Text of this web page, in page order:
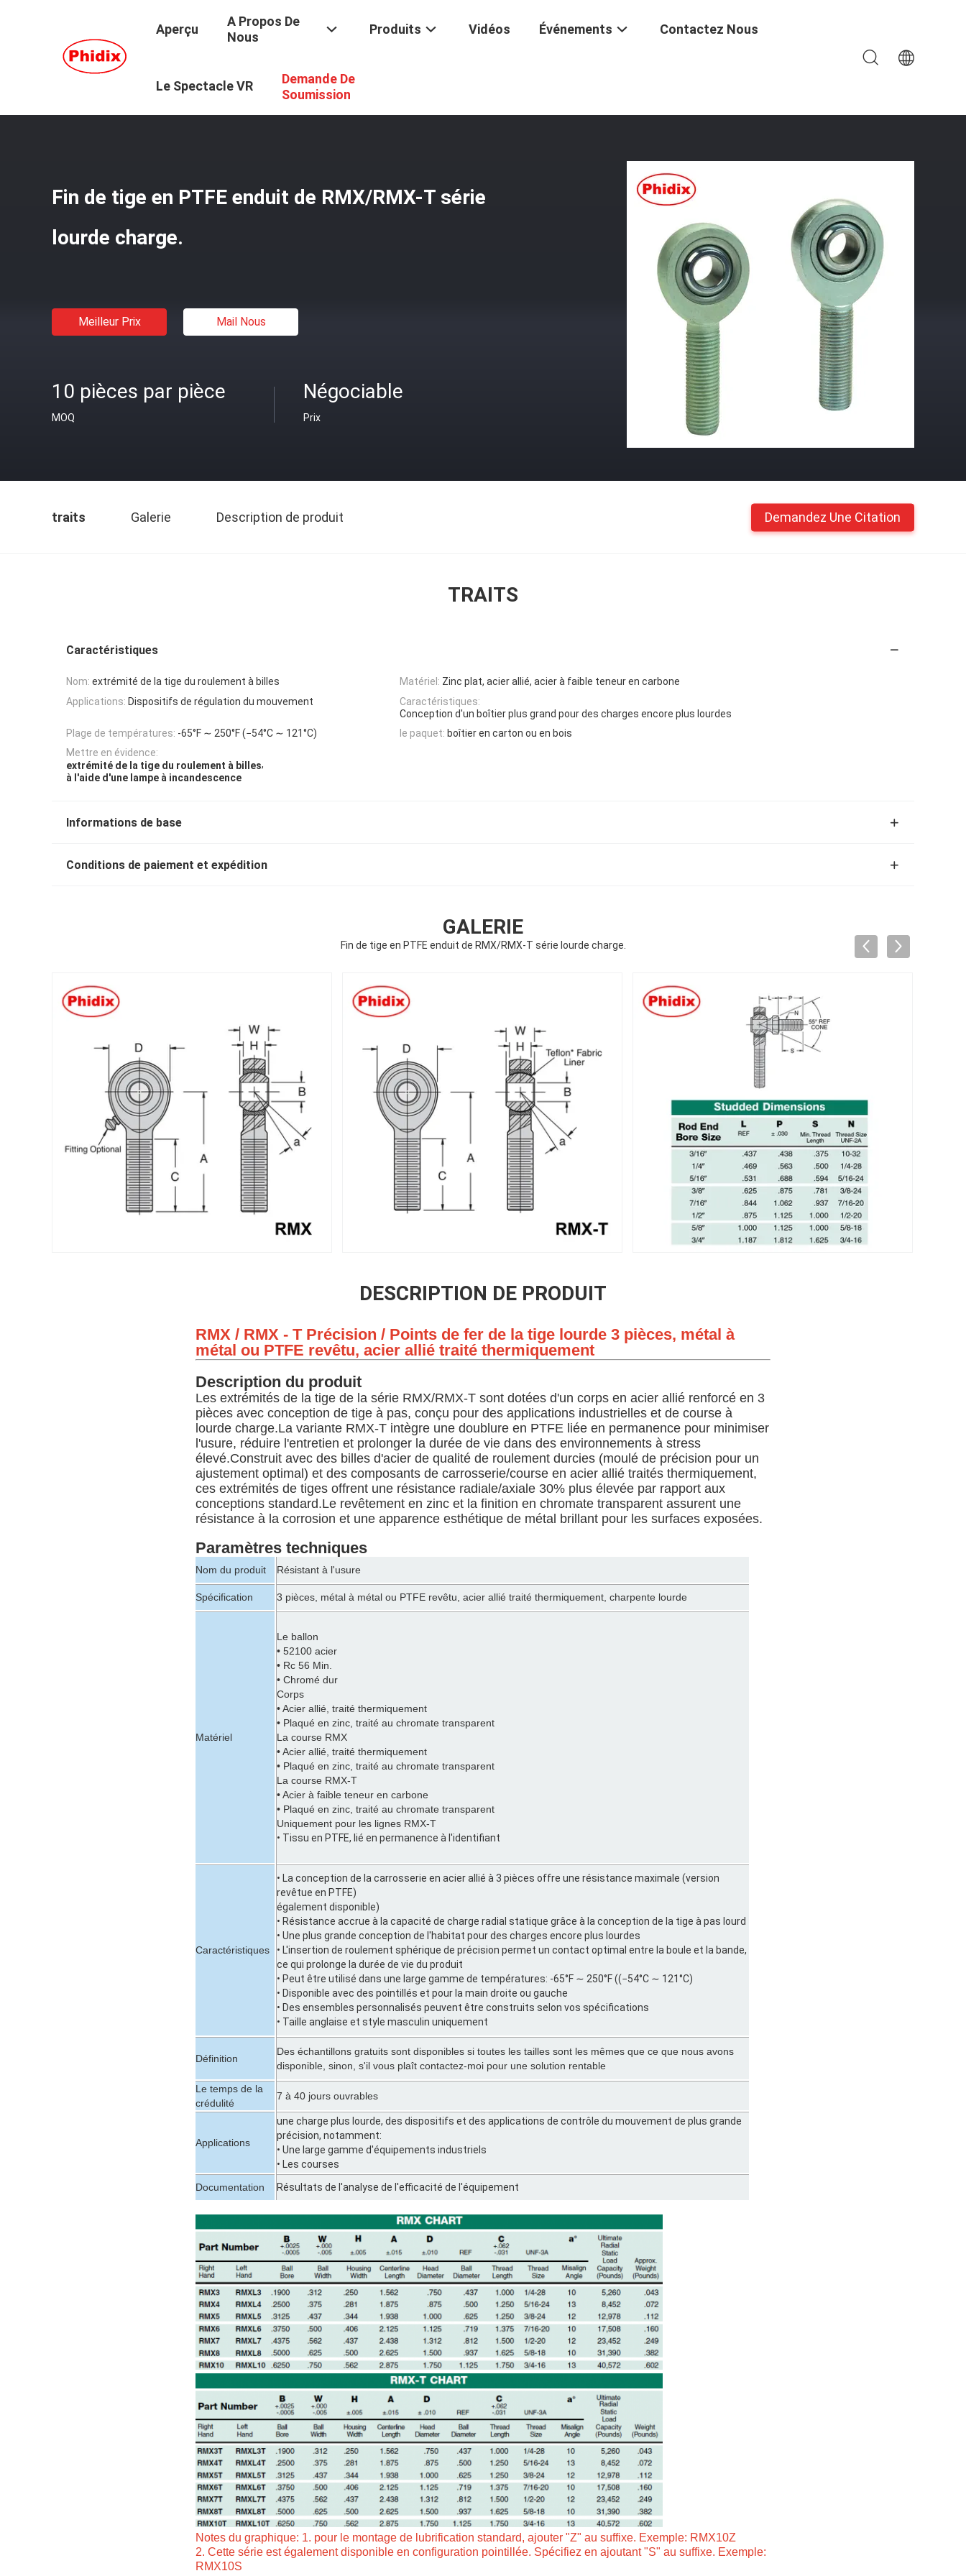
Aperçu
A Propos De
Nous
Produits Vidéos Événements Contactez Nous
Le Spectacle VR
Demande De
Soumission
Connecteur De Bout De Tige / Fin De Tige En PTFE Enduit De RMX/RMX-T Série Lourde Charge.
Fin de tige en PTFE enduit de RMX/RMX-T série
lourde charge.
Meilleur Prix Mail Nous
10 pièces par pièce
MOQ
Négociable
Prix
traits Galerie Description de produit Demandez Une Citation
TRAITS
Caractéristiques
Nom: extrémité de la tige du roulement à billes Matériel: Zinc plat, acier allié, acier à faible teneur en carbone
Applications: Dispositifs de régulation du mouvement
Caractéristiques:
Conception d'un boîtier plus grand pour des charges encore plus lourdes
Plage de températures: -65°F ∼ 250°F (−54°C ∼ 121°C) le paquet: boîtier en carton ou en bois
Mettre en évidence:
extrémité de la tige du roulement à billes,
à l'aide d'une lampe à incandescence
Informations de base
Conditions de paiement et expédition
GALERIE
Fin de tige en PTFE enduit de RMX/RMX-T série lourde charge.
DESCRIPTION DE PRODUIT
RMX / RMX - T Précision / Points de fer de la tige lourde 3 pièces, métal à
métal ou PTFE revêtu, acier allié traité thermiquement
Description du produit
Les extrémités de la tige de la série RMX/RMX-T sont dotées d'un corps en acier allié renforcé en 3
pièces avec conception de tige à pas, conçu pour des applications industrielles et de course à
lourde charge.La variante RMX-T intègre une doublure en PTFE liée en permanence pour minimiser
l'usure, réduire l'entretien et prolonger la durée de vie dans des environnements à stress
élevé.Construit avec des billes d'acier de qualité de roulement durcies (moulé de précision pour un
ajustement optimal) et des composants de carrosserie/course en acier allié traités thermiquement,
ces extrémités de tiges offrent une résistance radiale/axiale 30% plus élevée par rapport aux
conceptions standard.Le revêtement en zinc et la finition en chromate transparent assurent une
résistance à la corrosion et une apparence esthétique de métal brillant pour les surfaces exposées.
Paramètres techniques
Nom du produit Résistant à l'usure
Spécification 3 pièces, métal à métal ou PTFE revêtu, acier allié traité thermiquement, charpente lourde
Matériel
Le ballon
• 52100 acier
• Rc 56 Min.
• Chromé dur
Corps
• Acier allié, traité thermiquement
• Plaqué en zinc, traité au chromate transparent
La course RMX
• Acier allié, traité thermiquement
• Plaqué en zinc, traité au chromate transparent
La course RMX-T
• Acier à faible teneur en carbone
• Plaqué en zinc, traité au chromate transparent
Uniquement pour les lignes RMX-T
• Tissu en PTFE, lié en permanence à l'identifiant
Caractéristiques
• La conception de la carrosserie en acier allié à 3 pièces offre une résistance maximale (version
revêtue en PTFE)
également disponible)
• Résistance accrue à la capacité de charge radial statique grâce à la conception de la tige à pas lourd
• Une plus grande conception de l'habitat pour des charges encore plus lourdes
• L'insertion de roulement sphérique de précision permet un contact optimal entre la boule et la bande,
ce qui prolonge la durée de vie du produit
• Peut être utilisé dans une large gamme de températures: -65°F ∼ 250°F ((−54°C ∼ 121°C)
• Disponible avec des pointillés et pour la main droite ou gauche
• Des ensembles personnalisés peuvent être construits selon vos spécifications
• Taille anglaise et style masculin uniquement
Définition
Des échantillons gratuits sont disponibles si toutes les tailles sont les mêmes que ce que nous avons
disponible, sinon, s'il vous plaît contactez-moi pour une solution rentable
Le temps de la
crédulité
7 à 40 jours ouvrables
Applications
une charge plus lourde, des dispositifs et des applications de contrôle du mouvement de plus grande
précision, notamment:
• Une large gamme d'équipements industriels
• Les courses
Documentation
Résultats de l'analyse de l'efficacité de l'équipement
Notes du graphique: 1. pour le montage de lubrification standard, ajouter "Z" au suffixe. Exemple: RMX10Z
2. Cette série est également disponible en configuration pointillée. Spécifiez en ajoutant "S" au suffixe. Exemple:
RMX10S